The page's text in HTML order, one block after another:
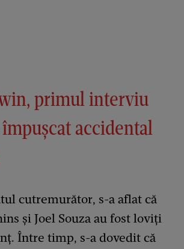
primul interviu
accidental
cutremurător, s-a aflat că
și Joel Souza au fost loviți
Între timp, s-a dovedit că